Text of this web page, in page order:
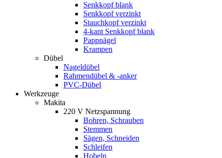
Senkkopf blank
Senkkopf verzinkt
Stauchkopf verzinkt
4-kant Senkkopf blank
Pappnägel
Krampen
Dübel
Nageldübel
Rahmendübel & -anker
PVC-Dübel
Werkzeuge
Makita
220 V Netzspannung
Bohren, Schrauben
Stemmen
Sägen, Schneiden
Schleifen
Hobeln